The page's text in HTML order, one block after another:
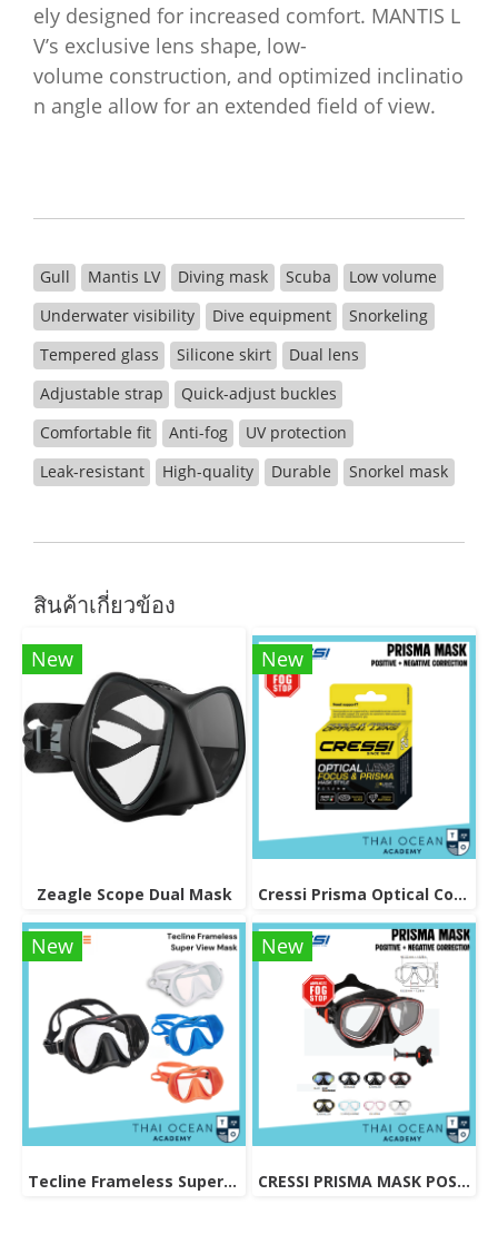
ely designed for increased comfort. MANTIS L
V’s exclusive lens shape, low-
volume construction, and optimized inclinatio
n angle allow for an extended field of view.
Gull Mantis LV Diving mask Scuba
Low volume
Underwater visibility
Dive equipment
Snorkeling
Tempered glass
Silicone skirt
Dual lens
Adjustable strap
Quick-adjust buckles
Comfortable fit
Anti-fog
UV protection
Leak-resistant
High-quality Durable Snorkel mask
สินค้าเกี่ยวข้อง
New
Zeagle Scope Dual Mask
New
Cressi Prisma Optical Correction Lens (Positive & Negative)
New
Tecline Frameless Super View Mask
New
CRESSI PRISMA MASK POSITIVE + NEGATIVE CORRECTION MASK